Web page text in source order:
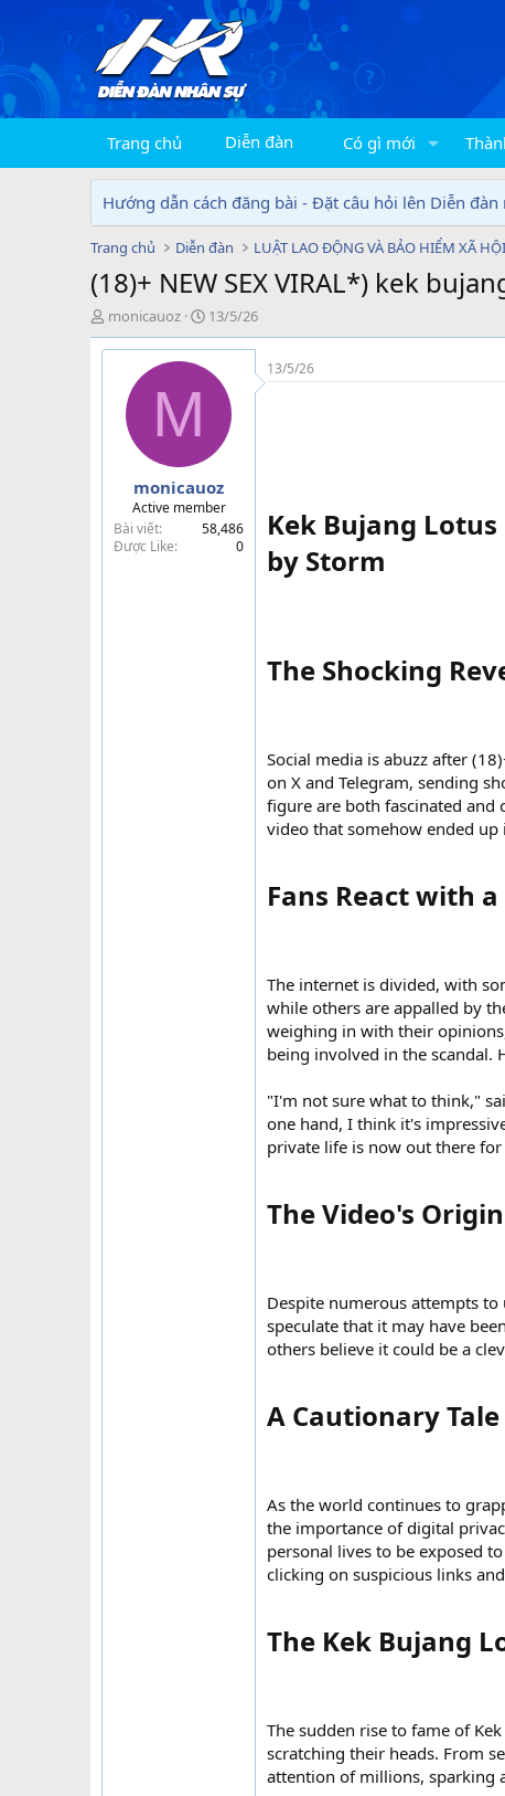
Trang chủ Diễn đàn Có gì mới
Hướng dẫn cách đăng bài - Đặt câu hỏi lên Diễn đàn
Trang chủ Diễn đàn LUẬT LAO ĐỘNG VÀ BẢO HIỂM XÃ HỘI
(18)+ NEW SEX VIRAL*) kek
T
h
r
monicauoz
N
g
à
y
13/5/26
M
monicauoz
Active member
Bài viết
58,486
Được Like
0
13/5/26
Kek Bujang
by Storm​
The Shocking
Social media is abuzz after
on X and Telegram, sending
figure are both fascinated and
video that somehow ended
Fans React with
The internet is divided, with
while others are appalled by
weighing in with their
being involved in the scandal.
"I'm not sure what to think,"
one hand, I think it's
private life is now out there for
The Video's
Despite numerous attempts
speculate that it may have
others believe it could be a
A Cautionary
As the world continues to
the importance of digital
personal lives to be exposed
clicking on suspicious links
The Kek Bujang
The sudden rise to fame of
scratching their heads. From
attention of millions, sparking